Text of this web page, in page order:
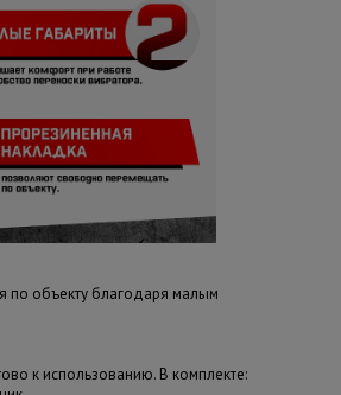
по объекту благодаря малым
к использованию. В комплекте: